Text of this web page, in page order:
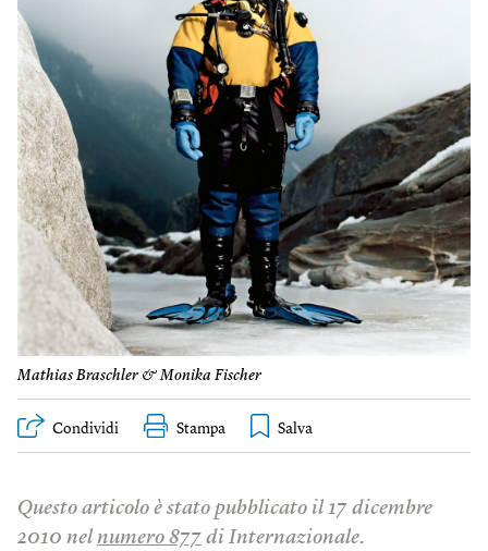
Mathias Braschler & Monika Fischer
Condividi Stampa
Questo articolo è stato pubblicato il 17 dicembre
2010 nel numero 877 di Internazionale.